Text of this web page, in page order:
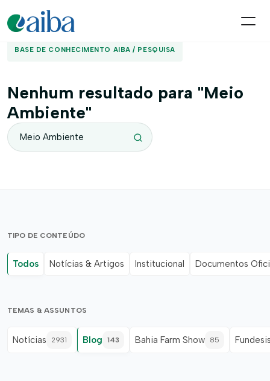
BASE DE CONHECIMENTO AIBA / PESQUISA
Nenhum resultado para "Meio
Ambiente"
TIPO DE CONTEÚDO
Todos Notícias & Artigos Institucional Documentos
TEMAS & ASSUNTOS
Notícias 2931 Blog 143 Bahia Farm Show 85